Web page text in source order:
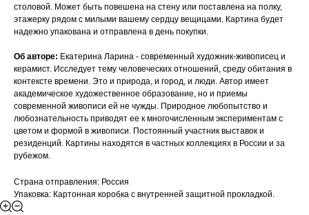
столовой. Может быть повешена на стену или поставлена на полку,
этажерку рядом с милыми вашему сердцу вещицами. Картина будет
надежно упакована и отправлена в день покупки.
Об авторе: Екатерина Ларина - современный художник-живописец и
керамист. Исследует тему человеческих отношений, среду обитания в
контексте времени. Это и природа, и город, и люди. Автор имеет
академическое художественное образование, но и приемы
современной живописи ей не чужды. Природное любопытство и
любознательность приводят ее к многочисленным экспериментам с
цветом и формой в живописи. Постоянный участник выставок и
резиденций. Картины находятся в частных коллекциях в России и за
рубежом.
Страна отправления: Россия
Упаковка: Картонная коробка с внутренней защитной прокладкой.